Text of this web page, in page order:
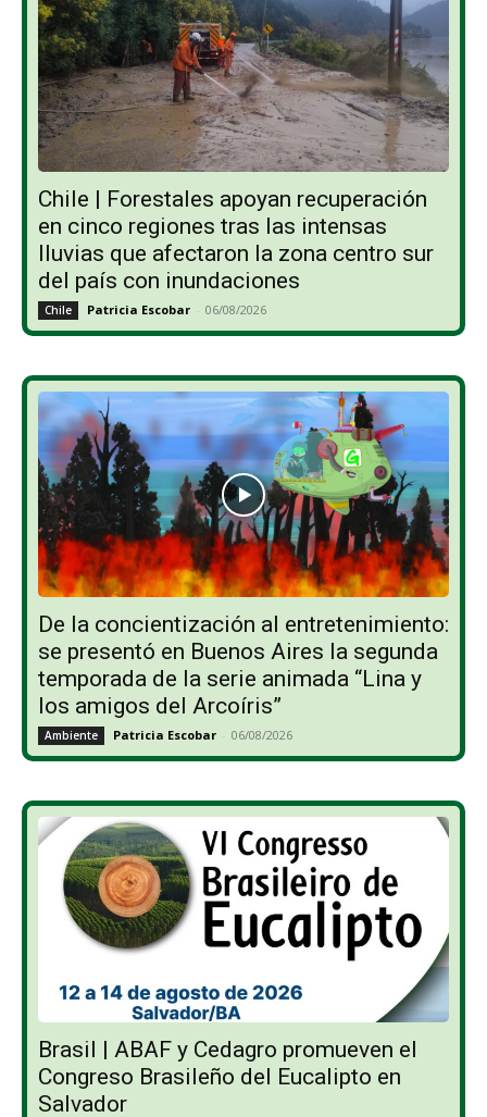
Chile | Forestales apoyan recuperación
en cinco regiones tras las intensas
lluvias que afectaron la zona centro sur
del país con inundaciones
Chile Patricia Escobar - 06/08/2026
De la concientización al entretenimiento:
se presentó en Buenos Aires la segunda
temporada de la serie animada “Lina y
los amigos del Arcoíris”
Ambiente Patricia Escobar - 06/08/2026
Brasil | ABAF y Cedagro promueven el
Congreso Brasileño del Eucalipto en
Salvador